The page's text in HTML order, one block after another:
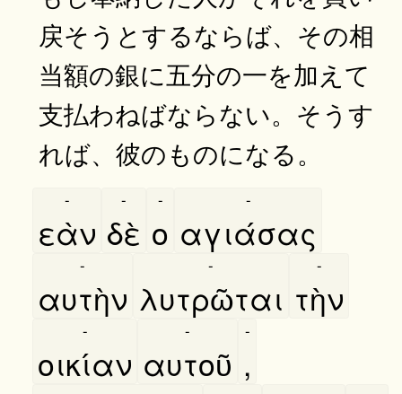
戻そうとするならば、その相
当額の銀に五分の一を加えて
支払わねばならない。そうす
れば、彼のものになる。
εὰν
-
δὲ
-
ο
-
αγιάσας
-
αυτὴν
-
λυτρῶται
-
τὴν
-
οικίαν
-
αυτοῦ
-
,
-